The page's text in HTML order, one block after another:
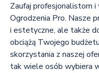
Zaufaj profesjonalistom
Ogrodzenia Pro. Nasze
i estetyczne, ale także
obciążą Twojego
skorzystania z naszej
tak wiele osób wybiera